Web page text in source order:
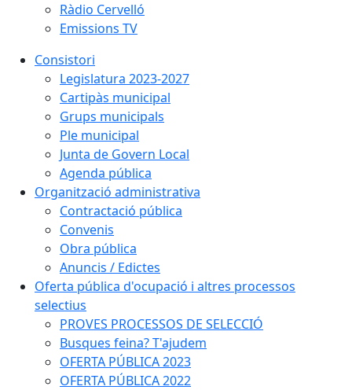
Ràdio Cervelló
Emissions TV
Consistori
Legislatura 2023-2027
Cartipàs municipal
Grups municipals
Ple municipal
Junta de Govern Local
Agenda pública
Organització administrativa
Contractació pública
Convenis
Obra pública
Anuncis / Edictes
Oferta pública d'ocupació i altres processos
selectius
PROVES PROCESSOS DE SELECCIÓ
Busques feina? T'ajudem
OFERTA PÚBLICA 2023
OFERTA PÚBLICA 2022